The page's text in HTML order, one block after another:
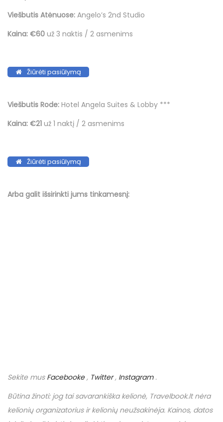
Viešbutis Atėnuose: Angelo’s 2nd Studio
Kaina: €60 už 3 naktis / 2 asmenims
Žiūrėti pasiūlymą
Viešbutis Rode: Hotel Angela Suites & Lobby ***
Kaina: €21 už 1 naktį / 2 asmenims
Žiūrėti pasiūlymą
Arba galit išsirinkti jums tinkamesnį:
Sekite mus Facebooke, Twitter, Instagram.
Būtina žinoti: jog tai savarankiška kelionė, Travelbook.ltnėra
kelionių organizatorius ir kelionių neužsakinėja. Kainos, datos